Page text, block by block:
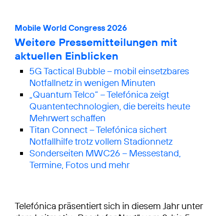
Mobile World Congress 2026
Weitere Pressemitteilungen mit
aktuellen Einblicken
5G Tactical Bubble – mobil einsetzbares
Notfallnetz in wenigen Minuten
„Quantum Telco“ – Telefónica zeigt
Quanten­technologien, die bereits heute
Mehrwert schaffen
Titan Connect – Telefónica sichert
Notfallhilfe trotz vollem Stadionnetz
Sonderseiten MWC26 – Messestand,
Termine, Fotos und mehr
Telefónica präsentiert sich in diesem Jahr unter